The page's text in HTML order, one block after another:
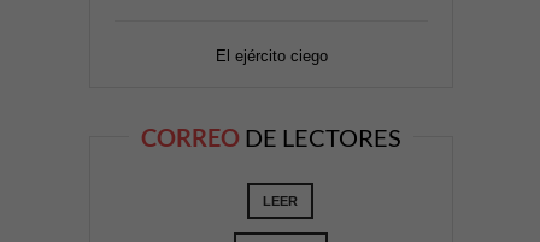
El ejército ciego
CORREO DE LECTORES
LEER